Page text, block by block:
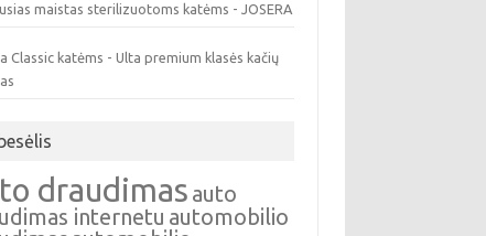
maistas sterilizuotoms katėms - JOSERA
Classic katėms - Ulta premium klasės kačių
draudimas auto
internetu automobilio